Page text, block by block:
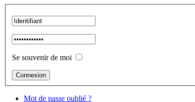
Se souvenir de moi
Mot de passe oublié ?